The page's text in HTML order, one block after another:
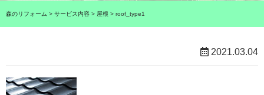
森のリフォーム > サービス内容 > 屋根 > roof_type1
2021.03.04